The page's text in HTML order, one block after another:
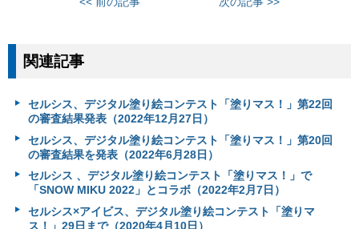
関連記事
セルシス、デジタル塗り絵コンテスト「塗りマス！」第22回
の審査結果発表（2022年12月27日）
セルシス、デジタル塗り絵コンテスト「塗りマス！」第20回
の審査結果を発表（2022年6月28日）
セルシス 、デジタル塗り絵コンテスト「塗りマス！」で
「SNOW MIKU 2022」とコラボ（2022年2月7日）
セルシス×アイビス、デジタル塗り絵コンテスト「塗りマ
ス！」29日まで（2020年4月10日）